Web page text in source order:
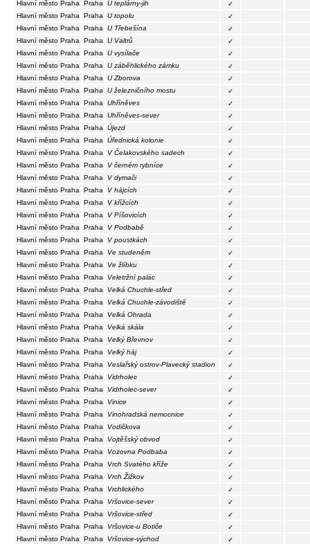
Hlavní město Praha Praha U teplárny-jih
✓
Hlavní město Praha
Praha U topolu
✓
Hlavní město Praha
Praha U Třebešína
✓
Hlavní město Praha
Praha U Valtrů
✓
Hlavní město Praha
Praha U vysílače
✓
Hlavní město Praha
Praha U záběhlického zámku
✓
Hlavní město Praha
Praha U Zborova
✓
Hlavní město Praha
Praha U železničního mostu
✓
Hlavní město Praha
Praha Uhříněves
✓
Hlavní město Praha
Praha Uhříněves-sever
✓
Hlavní město Praha
Praha Újezd
✓
Hlavní město Praha
Praha Úřednická kolonie
✓
Hlavní město Praha
Praha V Čelakovského sadech
✓
Hlavní město Praha
Praha V černém rybníce
✓
Hlavní město Praha
Praha V dymači
✓
Hlavní město Praha
Praha V hájcích
✓
Hlavní město Praha
Praha V křížcích
✓
Hlavní město Praha
Praha V Píšovicích
✓
Hlavní město Praha
Praha V Podbabě
✓
Hlavní město Praha
Praha V poustkách
✓
Hlavní město Praha
Praha Ve studeném
✓
Hlavní město Praha
Praha Ve žlíbku
✓
Hlavní město Praha
Praha Veletržní palác
✓
Hlavní město Praha
Praha Velká Chuchle-střed
✓
Hlavní město Praha
Praha Velká Chuchle-závodiště
✓
Hlavní město Praha
Praha Velká Ohrada
✓
Hlavní město Praha
Praha Velká skála
✓
Hlavní město Praha
Praha Velký Břevnov
✓
Hlavní město Praha
Praha Velký háj
✓
Hlavní město Praha
Praha Veslařský ostrov-Plavecký stadion
✓
Hlavní město Praha
Praha Vidrholec
✓
Hlavní město Praha
Praha Vidrholec-sever
✓
Hlavní město Praha
Praha Vinice
✓
Hlavní město Praha
Praha Vinohradská nemocnice
✓
Hlavní město Praha
Praha Vodičkova
✓
Hlavní město Praha
Praha Vojtěšský obvod
✓
Hlavní město Praha
Praha Vozovna Podbaba
✓
Hlavní město Praha
Praha Vrch Svatého kříže
✓
Hlavní město Praha
Praha Vrch Žižkov
✓
Hlavní město Praha
Praha Vrchlického
✓
Hlavní město Praha
Praha Vršovice-sever
✓
Hlavní město Praha
Praha Vršovice-střed
✓
Hlavní město Praha
Praha Vršovice-u Botiče
✓
Hlavní město Praha
Praha Vršovice-východ
✓